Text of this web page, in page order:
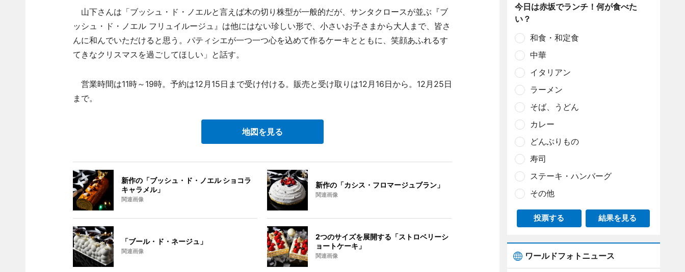
山下さんは「ブッシュ・ド・ノエルと言えば木の切り株型が一般的だが、サンタクロースが並ぶ『ブ
ッシュ・ド・ノエル フリュイルージュ』は他にはない珍しい形で、小さいお子さまから大人まで、皆さ
んに和んでいただけると思う。パティシエが一つ一つ心を込めて作るケーキとともに、笑顔あふれるす
てきなクリスマスを過ごしてほしい」と話す。
営業時間は11時～19時。予約は12月15日まで受け付ける。販売と受け取りは12月16日から。12月25日
まで。
地図を見る
新作の「ブッシュ・ド・ノエル ショコラ
キャラメル」
関連画像
新作の「カシス・フロマージュブラン」
関連画像
「ブール・ド・ネージュ」
関連画像
2つのサイズを展開する「ストロベリーシ
ョートケーキ」
関連画像
今日は赤坂でランチ！何が食べた
い？
和食・和定食
中華
イタリアン
ラーメン
そば、うどん
カレー
どんぶりもの
寿司
ステーキ・ハンバーグ
その他
投票する 結果を見る
ワールドフォトニュース